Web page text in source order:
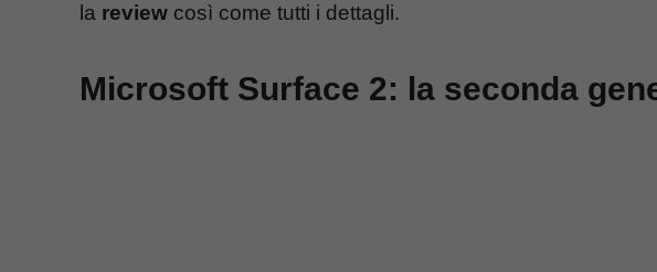
la review così come tutti i dettagli.
Microsoft Surface 2: la seconda